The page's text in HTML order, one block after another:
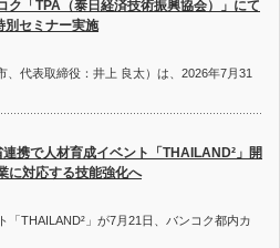
ク「TPA（泰日経済技術振興協会）」にて
別セミナー実施
代表取締役：井上 良太）は、2026年7月31
携で人材育成イベント「THAILAND²」開
対応する技能強化へ
「THAILAND²」が7月21日、バンコク都内カ